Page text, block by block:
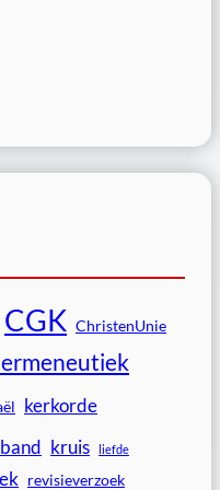
CGK ChristenUnie
kerkorde
kruis liefde
revisieverzoek